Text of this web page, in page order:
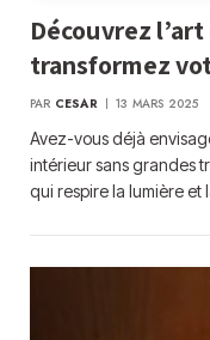
Découvrez
transformez
PAR CESAR 13 MARS 2025
Avez-vous déjà
intérieur sans grandes
qui respire la lumière